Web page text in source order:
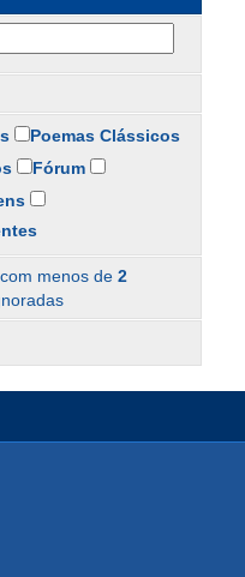
Poemas Clássicos
Fórum
menos de 2